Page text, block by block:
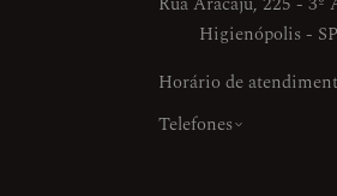
Higienópolis - SP
Horário de
Telefones